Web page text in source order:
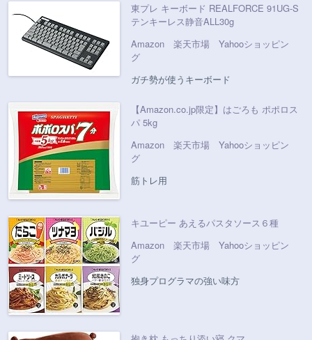
東プレ キーボード REALFORCE 91UG-S
テンキーレス静音ALL30g
Amazon
楽天市場
Yahooショッピン
グ
ガチ勢が使うキーボード
【Amazon.co.jp限定】はごろも ポポロス
パ 5kg
Amazon
楽天市場
Yahooショッピン
グ
筋トレ用
キユーピー あえるパスタソース６種
Amazon
楽天市場
Yahooショッピン
グ
独身プログラマの強い味方